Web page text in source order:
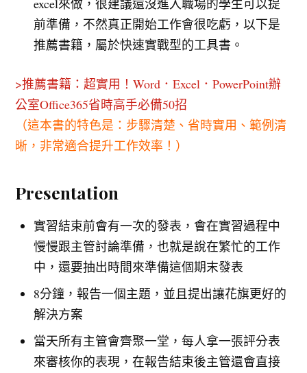
excel來做，很建議還沒進入職場的學生可以提
前準備，不然真正開始工作會很吃虧，以下是
推薦書籍，屬於快速實戰型的工具書。
>推薦書籍：超實用！Word．Excel．PowerPoint辦
公室Office365省時高手必備50招
（這本書的特色是：步驟清楚、省時實用、範例清
晰，非常適合提升工作效率！）
Presentation
實習結束前會有一次的發表，會在實習過程中
慢慢跟主管討論準備，也就是說在繁忙的工作
中，還要抽出時間來準備這個期末發表
8分鐘，報告一個主題，並且提出讓花旗更好的
解決方案
當天所有主管會齊聚一堂，每人拿一張評分表
來審核你的表現，在報告結束後主管還會直接